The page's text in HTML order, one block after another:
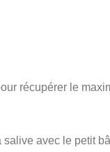
récupérer le
avec le petit